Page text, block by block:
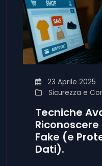
23 Aprile 2025
Sicurezza e
Tecniche
Fake (e
Dati).